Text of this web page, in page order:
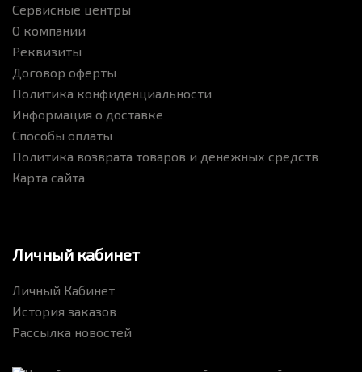
Сервисные центры
О компании
Реквизиты
Договор оферты
Политика конфиденциальности
Информация о доставке
Способы оплаты
Политика возврата товаров и денежных средств
Карта сайта
Личный кабинет
Личный Кабинет
История заказов
Рассылка новостей